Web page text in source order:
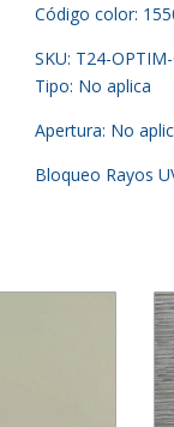
Código color:
SKU: T24-
Tipo: No aplica
Apertura: No
Bloqueo Rayos